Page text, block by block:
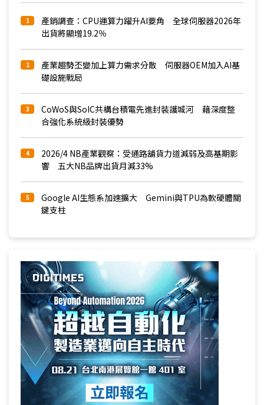
1
產銷調查：CPU運算力躍升AI要角 全球伺服器2026年
出貨將顯增19.2％
2
產業趨勢丕變加上算力需求分散 伺服器OEM加入AI基
礎設施戰局
3
CoWoS與SoIC共構台積電先進封裝護城河 藉深度整
合強化系統級封裝優勢
4
2026/4 NB產業觀察：受通路舖貨力道減弱及高基期影
響 五大NB品牌出貨月減33%
5
Google AI生態系加速擴大 Gemini與TPU為軟硬體關
鍵支柱